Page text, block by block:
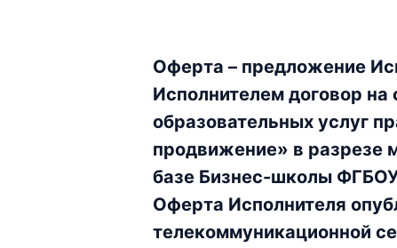
Оферта – предложение
Исполнителем договор
образовательных услуг
продвижение» в разрезе
базе Бизнес-школы
Оферта Исполнителя
телекоммуникационной